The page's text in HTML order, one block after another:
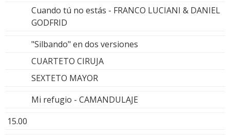
Cuando tú no estás - FRANCO LUCIANI & DANIEL
GODFRID
"Silbando" en dos versiones
CUARTETO CIRUJA
SEXTETO MAYOR
Mi refugio - CAMANDULAJE
15.00